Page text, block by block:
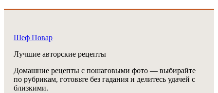
Шеф Повар
Лучшие авторские рецепты
Домашние рецепты с пошаговыми фото — выбирайте
по рубрикам, готовьте без гадания и делитесь удачей с
близкими.